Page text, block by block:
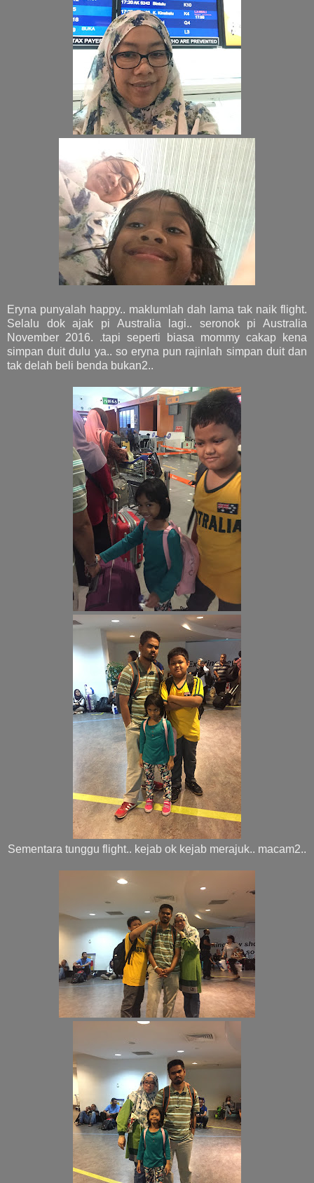
Eryna punyalah happy.. maklumlah dah lama tak naik flight.
Selalu dok ajak pi Australia lagi.. seronok pi Australia
November 2016. .tapi seperti biasa mommy cakap kena
simpan duit dulu ya.. so eryna pun rajinlah simpan duit dan
tak delah beli benda bukan2..
Sementara tunggu flight.. kejab ok kejab merajuk.. macam2..